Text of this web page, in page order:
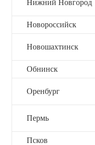
Нижний Новгород
Новороссийск
Новошахтинск
Обнинск
Оренбург
Пермь
Псков